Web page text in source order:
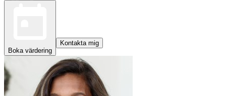
Boka värdering
Kontakta mig